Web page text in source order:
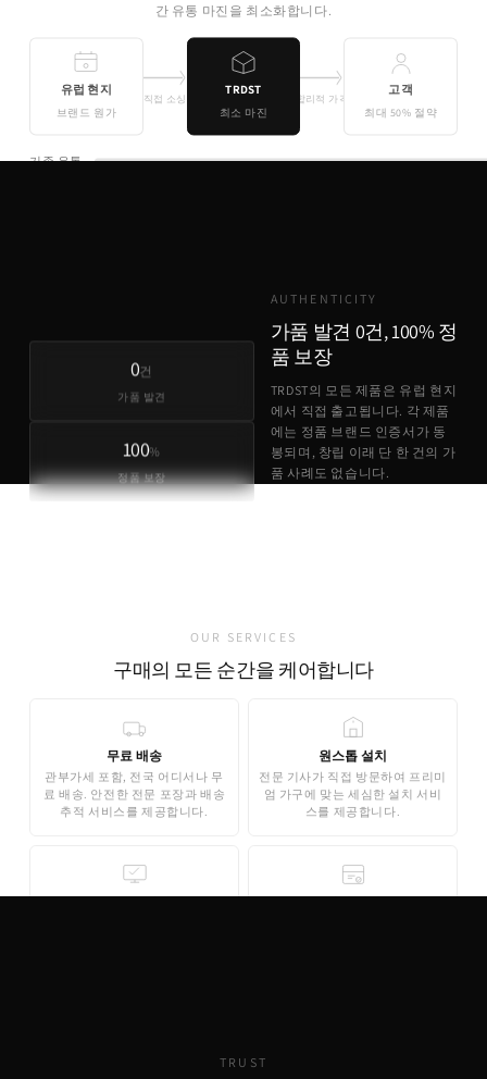
간 유통 마진을 최소화합니다.
유럽 현지
브랜드 원가
직접 소싱
TRDST
최소 마진
합리적 가격
고객
최대 50% 절약
기존 유통
AUTHENTICITY
가품 발견 0건, 100% 정
품 보장
TRDST의 모든 제품은 유럽 현지
에서 직접 출고됩니다. 각 제품
에는 정품 브랜드 인증서가 동
봉되며, 창립 이래 단 한 건의 가
품 사례도 없습니다.
0건
가품 발견
100%
정품 보장
OUR SERVICES
구매의 모든 순간을 케어합니다
무료 배송
관부가세 포함, 전국 어디서나 무
료 배송. 안전한 전문 포장과 배송
추적 서비스를 제공합니다.
원스톱 설치
전문 기사가 직접 방문하여 프리미
엄 가구에 맞는 세심한 설치 서비
스를 제공합니다.
무료 3D 스타일링 안심 결제
TRUST